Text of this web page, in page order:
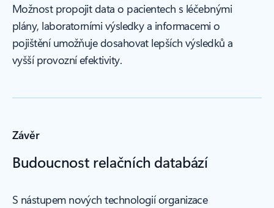
Možnost propojit data o pacientech s léčebnými
plány, laboratorními výsledky a informacemi o
pojištění umožňuje dosahovat lepších výsledků a
vyšší provozní efektivity.
Závěr
Budoucnost relačních databází
S nástupem nových technologií organizace